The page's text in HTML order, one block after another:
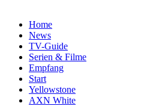
Home
News
TV-Guide
Serien & Filme
Empfang
Start
Yellowstone
AXN White